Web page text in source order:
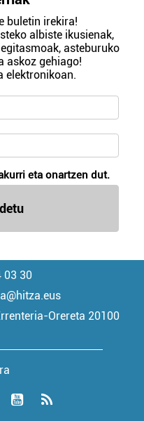
buletin irekira!
albiste ikusienak,
asteburuko
askoz gehiago!
elektronikoan.
eta onartzen dut.
03 30
Orereta 20100